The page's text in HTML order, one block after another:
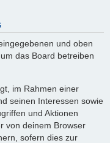
und oben
das Board betreiben
im Rahmen einer
seinen Interessen sowie
und Aktionen
von deinem Browser
sofern dies zur